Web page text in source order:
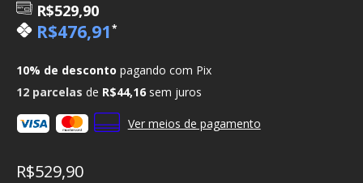
R$529,90
R$476,91*
10% de desconto pagando com Pix
12 parcelas de R$44,16 sem juros
Ver meios de pagamento
R$529,90